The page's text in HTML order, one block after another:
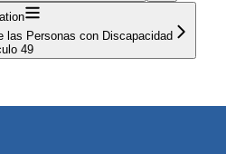
las Personas con Discapacidad
49